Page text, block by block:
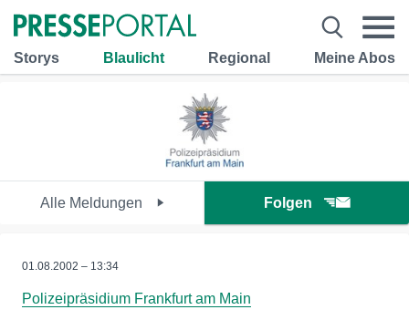
Storys Blaulicht Regional Meine Abos
Alle Meldungen Folgen
01.08.2002 – 13:34
Polizeipräsidium Frankfurt am Main